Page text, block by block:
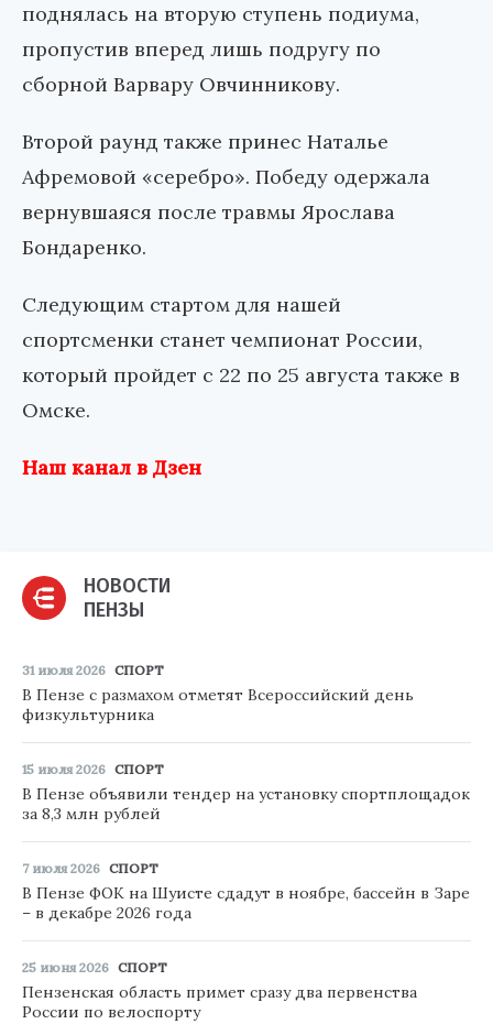
поднялась на вторую ступень подиума,
пропустив вперед лишь подругу по
сборной Варвару Овчинникову.
Второй раунд также принес Наталье
Афремовой «серебро». Победу одержала
вернувшаяся после травмы Ярослава
Бондаренко.
Следующим стартом для нашей
спортсменки станет чемпионат России,
который пройдет с 22 по 25 августа также в
Омске.
Наш канал в Дзен
НОВОСТИ
ПЕНЗЫ
31 июля 2026 СПОРТ
В Пензе с размахом отметят Всероссийский день
физкультурника
15 июля 2026 СПОРТ
В Пензе объявили тендер на установку спортплощадок
за 8,3 млн рублей
7 июля 2026 СПОРТ
В Пензе ФОК на Шуисте сдадут в ноябре, бассейн в Заре
– в декабре 2026 года
25 июня 2026 СПОРТ
Пензенская область примет сразу два первенства
России по велоспорту